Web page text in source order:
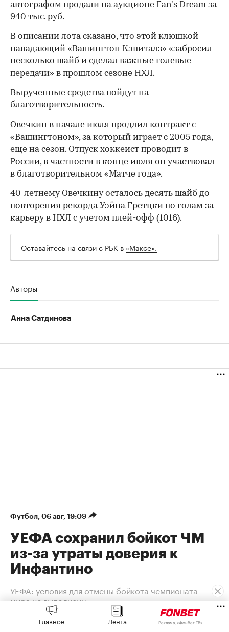
автографом продали на аукционе Fan's Dream за
940 тыс. руб.
В описании лота сказано, что этой клюшкой
нападающий «Вашингтон Кэпиталз» «забросил
несколько шайб и сделал важные голевые
передачи» в прошлом сезоне НХЛ.
Вырученные средства пойдут на
благотворительность.
00:00
Овечкин в начале июля продлил контракт с
«Вашингтоном», за который играет с 2005 года,
еще на сезон. Отпуск хоккеист проводит в
России, в частности в конце июля он участвовал
в благотворительном «Матче года».
40-летнему Овечкину осталось десять шайб до
повторения рекорда Уэйна Гретцки по голам за
карьеру в НХЛ с учетом плей-офф (1016).
Оставайтесь на связи с РБК в «Максе».
Авторы
Анна Сатдинова
Футбол⁠, 06 авг, 19:09
УЕФА сохранил бойкот ЧМ
из-за утраты доверия к
Инфантино
УЕФА: условия для отмены бойкота чемпионата
мира не выполнены
УЕФА заявил, что условия для отмены
Главное Лента Реклама, «Фонбет ТВ»